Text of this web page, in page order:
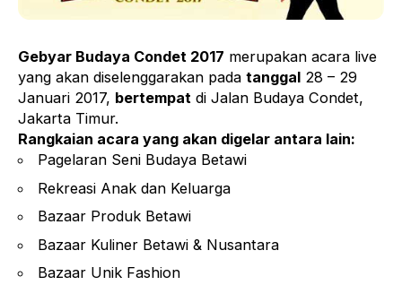
Gebyar Budaya Condet 2017 merupakan acara live
yang akan diselenggarakan pada tanggal 28 – 29
Januari 2017, bertempat di Jalan Budaya Condet,
Jakarta Timur.
Rangkaian acara yang akan digelar antara lain:
Pagelaran Seni Budaya Betawi
Rekreasi Anak dan Keluarga
Bazaar Produk Betawi
Bazaar Kuliner Betawi & Nusantara
Bazaar Unik Fashion